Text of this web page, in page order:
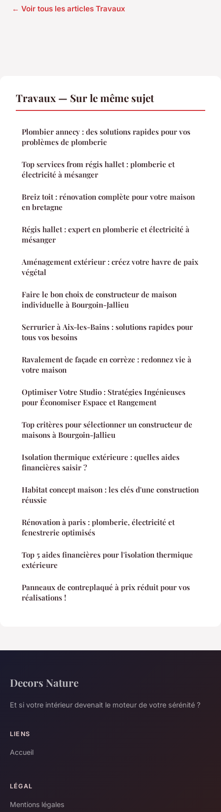
← Voir tous les articles Travaux
Travaux — Sur le même sujet
Plombier annecy : des solutions rapides pour vos
problèmes de plomberie
Top services from régis hallet : plomberie et
électricité à mésanger
Breiz toit : rénovation complète pour votre maison
en bretagne
Régis hallet : expert en plomberie et électricité à
mésanger
Aménagement extérieur : créez votre havre de paix
végétal
Faire le bon choix de constructeur de maison
individuelle à Bourgoin-Jallieu
Serrurier à Aix-les-Bains : solutions rapides pour
tous vos besoins
Ravalement de façade en corrèze : redonnez vie à
votre maison
Optimiser Votre Studio : Stratégies Ingénieuses
pour Économiser Espace et Rangement
Top critères pour sélectionner un constructeur de
maisons à Bourgoin-Jallieu
Isolation thermique extérieure : quelles aides
financières saisir ?
Habitat concept maison : les clés d'une construction
réussie
Rénovation à paris : plomberie, électricité et
fenestrerie optimisés
Top 5 aides financières pour l'isolation thermique
extérieure
Panneaux de contreplaqué à prix réduit pour vos
réalisations !
Decors Nature
Et si votre intérieur devenait le moteur de votre sérénité ?
LIENS
Accueil
LÉGAL
Mentions légales